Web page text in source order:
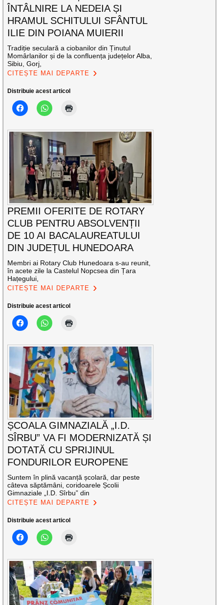
ÎNTÂLNIRE LA NEDEIA ȘI
HRAMUL SCHITULUI SFÂNTUL
ILIE DIN POIANA MUIERII
Tradiție seculară a ciobanilor din Ținutul
Momârlanilor și de la confluența județelor Alba,
Sibiu, Gorj,
CITEȘTE MAI DEPARTE
Distribuie acest articol
PREMII OFERITE DE ROTARY
CLUB PENTRU ABSOLVENȚII
DE 10 AI BACALAUREATULUI
DIN JUDEȚUL HUNEDOARA
Membri ai Rotary Club Hunedoara s-au reunit,
în acete zile la Castelul Nopcsea din Țara
Hațegului,
CITEȘTE MAI DEPARTE
Distribuie acest articol
ȘCOALA GIMNAZIALĂ „I.D.
SÎRBU” VA FI MODERNIZATĂ ȘI
DOTATĂ CU SPRIJINUL
FONDURILOR EUROPENE
Suntem în plină vacanță școlară, dar peste
câteva săptămâni, coridoarele Școlii
Gimnaziale „I.D. Sîrbu” din
CITEȘTE MAI DEPARTE
Distribuie acest articol